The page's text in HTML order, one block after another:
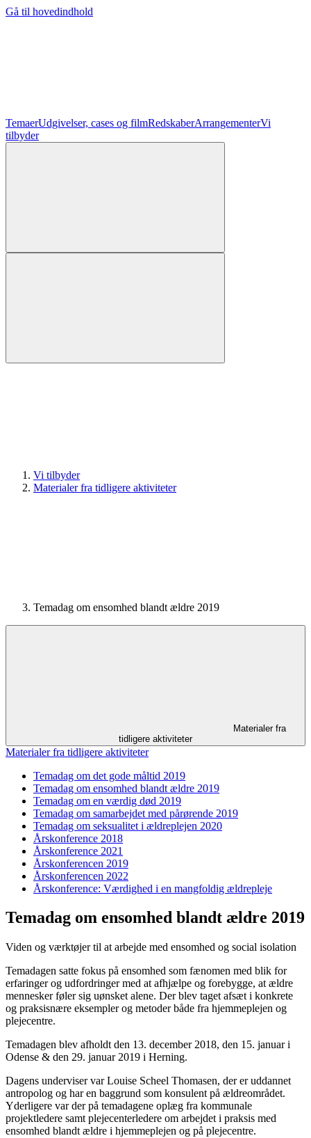
Gå til hovedindhold
TemaerUdgivelser, cases og filmRedskaberArrangementerVi
tilbyder
Vi tilbyder
Materialer fra tidligere aktiviteter
Temadag om ensomhed blandt ældre 2019
Materialer fra
tidligere aktiviteter
Materialer fra tidligere aktiviteter
Temadag om det gode måltid 2019
Temadag om ensomhed blandt ældre 2019
Temadag om en værdig død 2019
Temadag om samarbejdet med pårørende 2019
Temadag om seksualitet i ældreplejen 2020
Årskonference 2018
Årskonference 2021
Årskonferencen 2019
Årskonferencen 2022
Årskonference: Værdighed i en mangfoldig ældrepleje
Temadag om ensomhed blandt ældre 2019
Viden og værktøjer til at arbejde med ensomhed og social isolation
Temadagen satte fokus på ensomhed som fænomen med blik for
erfaringer og udfordringer med at afhjælpe og forebygge, at ældre
mennesker føler sig uønsket alene. Der blev taget afsæt i konkrete
og praksisnære eksempler og metoder både fra hjemmeplejen og
plejecentre.
Temadagen blev afholdt den 13. december 2018, den 15. januar i
Odense & den 29. januar 2019 i Herning.
Dagens underviser var Louise Scheel Thomasen, der er uddannet
antropolog og har en baggrund som konsulent på ældreområdet.
Yderligere var der på temadagene oplæg fra kommunale
projektledere samt plejecenterledere om arbejdet i praksis med
ensomhed blandt ældre i hjemmeplejen og på plejecentre.